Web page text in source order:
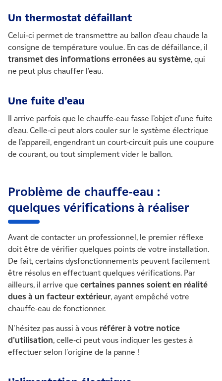
Un thermostat défaillant
Celui-ci permet de transmettre au ballon d’eau chaude la
consigne de température voulue. En cas de défaillance, il
transmet des informations erronées au système, qui
ne peut plus chauffer l’eau.
Une fuite d’eau
Il arrive parfois que le chauffe-eau fasse l’objet d’une fuite
d’eau. Celle-ci peut alors couler sur le système électrique
de l’appareil, engendrant un court-circuit puis une coupure
de courant, ou tout simplement vider le ballon.
Problème de chauffe-eau :
quelques vérifications à réaliser
Avant de contacter un professionnel, le premier réflexe
doit être de vérifier quelques points de votre installation.
De fait, certains dysfonctionnements peuvent facilement
être résolus en effectuant quelques vérifications. Par
ailleurs, il arrive que certaines pannes soient en réalité
dues à un facteur extérieur, ayant empêché votre
chauffe-eau de fonctionner.
N'hésitez pas aussi à vous référer à votre notice
d'utilisation, celle-ci peut vous indiquer les gestes à
effectuer selon l'origine de la panne !